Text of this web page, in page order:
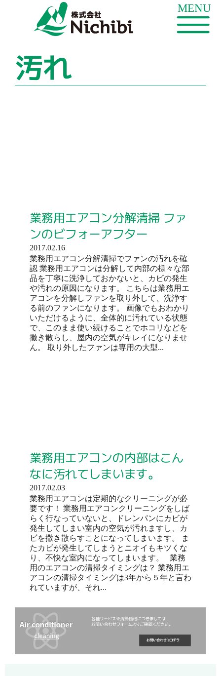
汚れ
業務用エアコン分解清掃 ファ
ンのビフォーアフター
2017.02.16
業務用エアコン分解清掃でファンの汚れを確
認 業務用エアコンは分解して内部の様々な部
品を丁寧に洗浄しておかないと、カビの発生
や汚れの原因になります。 こちらは業務用エ
アコンを分解しファンを取り外して、洗浄す
る前のファンになります。 画像でもおわかり
いただけるように、全体的に汚れている状態
で、このまま使い続けることでホコリなどを
撒き散らし、屋内の空気がキレイになりませ
ん。 取り外したファンは専用の大型...
業務用エアコンの内部はこん
なに汚れてしまいます。
2017.02.03
業務用エアコンは定期的なクリーニングが必
要です！ 業務用エアコンクリーニングをしば
らく行なっていないと、ドレンパンにカビが
発生してしまい室内の空気が汚れますし、カ
ビを撒き散らすことになってしまいます。 ま
たカビが発生してしまうとニオイもキツくな
り、不快な室内になってしまいます。 業務
用のエアコンの清掃タイミングは？ 業務用エ
アコンの清掃タイミングは3年から５年と言わ
れていますが、それ...